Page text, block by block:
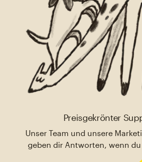
Preisgekrönter
Unser Team und unsere
geben dir Antworten, wenn